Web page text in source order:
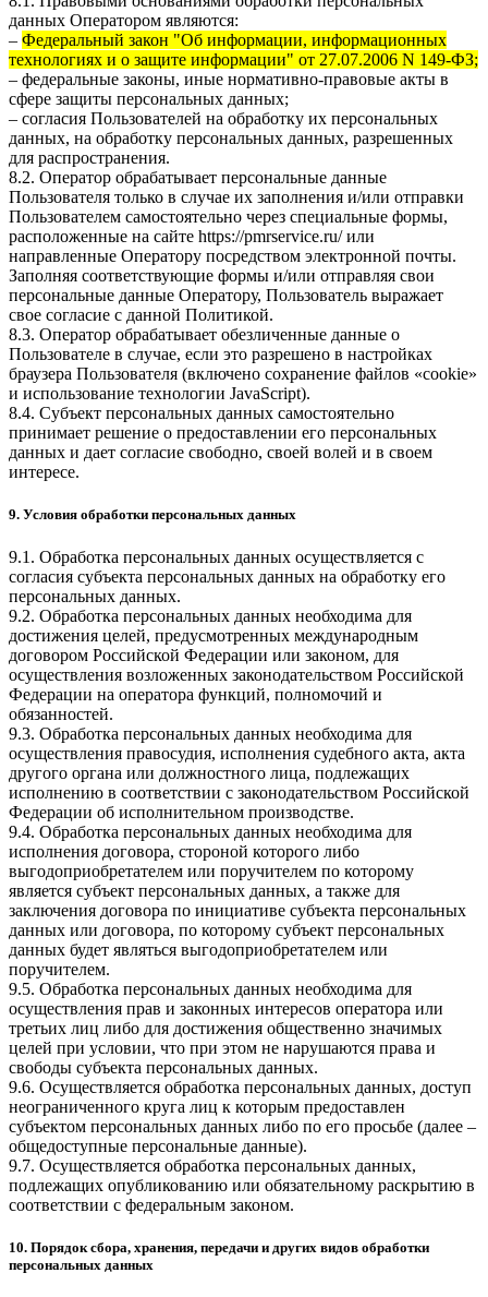
данных Оператором являются:
– Федеральный закон "Об информации, информационных
технологиях и о защите информации" от 27.07.2006 N 149-ФЗ;
– федеральные законы, иные нормативно-правовые акты в
сфере защиты персональных данных;
– согласия Пользователей на обработку их персональных
данных, на обработку персональных данных, разрешенных
для распространения.
8.2. Оператор обрабатывает персональные данные
Пользователя только в случае их заполнения и/или отправки
Пользователем самостоятельно через специальные формы,
расположенные на сайте https://pmrservice.ru/или
направленные Оператору посредством электронной почты.
Заполняя соответствующие формы и/или отправляя свои
персональные данные Оператору, Пользователь выражает
свое согласие с данной Политикой.
8.3. Оператор обрабатывает обезличенные данные о
Пользователе в случае, если это разрешено в настройках
браузера Пользователя (включено сохранение файлов «cookie»
и использование технологии JavaScript).
8.4. Субъект персональных данных самостоятельно
принимает решение о предоставлении его персональных
данных и дает согласие свободно, своей волей и в своем
интересе.
9. Условия обработки персональных данных
9.1. Обработка персональных данных осуществляется с
согласия субъекта персональных данных на обработку его
персональных данных.
9.2. Обработка персональных данных необходима для
достижения целей, предусмотренных международным
договором Российской Федерации или законом, для
осуществления возложенных законодательством Российской
Федерации на оператора функций, полномочий и
обязанностей.
9.3. Обработка персональных данных необходима для
осуществления правосудия, исполнения судебного акта, акта
другого органа или должностного лица, подлежащих
исполнению в соответствии с законодательством Российской
Федерации об исполнительном производстве.
9.4. Обработка персональных данных необходима для
исполнения договора, стороной которого либо
выгодоприобретателем или поручителем по которому
является субъект персональных данных, а также для
заключения договора по инициативе субъекта персональных
данных или договора, по которому субъект персональных
данных будет являться выгодоприобретателем или
поручителем.
9.5. Обработка персональных данных необходима для
осуществления прав и законных интересов оператора или
третьих лиц либо для достижения общественно значимых
целей при условии, что при этом не нарушаются права и
свободы субъекта персональных данных.
9.6. Осуществляется обработка персональных данных, доступ
неограниченного круга лиц к которым предоставлен
субъектом персональных данных либо по его просьбе (далее –
общедоступные персональные данные).
9.7. Осуществляется обработка персональных данных,
подлежащих опубликованию или обязательному раскрытию в
соответствии с федеральным законом.
10. Порядок сбора, хранения, передачи и других видов обработки
персональных данных